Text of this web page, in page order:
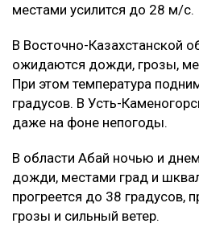
местами усилится до 28 м/с.
В Восточно-Казахстанской
ожидаются дожди, грозы,
При этом температура
градусов. В Усть-
даже на фоне непогоды.
В области Абай ночью и
дожди, местами град и
прогреется до 38 градусов,
грозы и сильный ветер.